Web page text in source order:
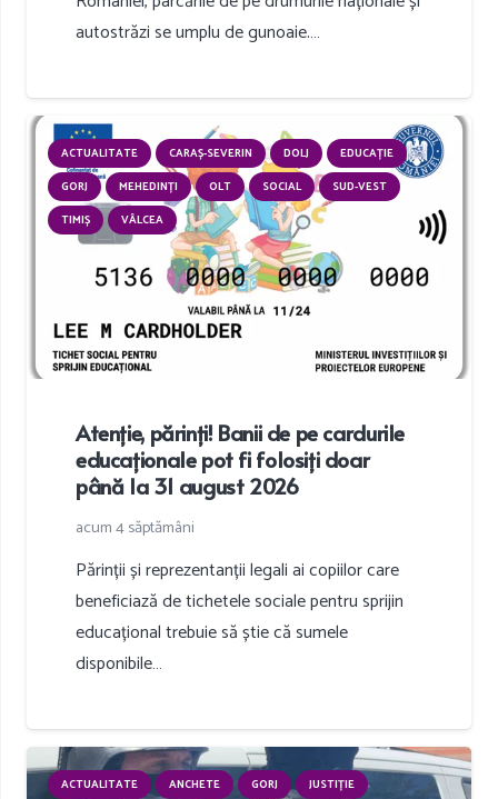
autostrăzi se umplu de gunoaie.…
ACTUALITATE CARAȘ-SEVERIN DOLJ
EDUCAȚIE
GORJ
MEHEDINȚI OLT SOCIAL
SUD-VEST
TIMIȘ
VÂLCEA
Atenție, părinți! Banii de pe cardurile
educaționale pot fi folosiți doar
până la 31 august 2026
acum 4 săptămâni
Părinții și reprezentanții legali ai copiilor care
beneficiază de tichetele sociale pentru sprijin
educațional trebuie să știe că sumele
disponibile…
ACTUALITATE ANCHETE GORJ
JUSTIȚIE